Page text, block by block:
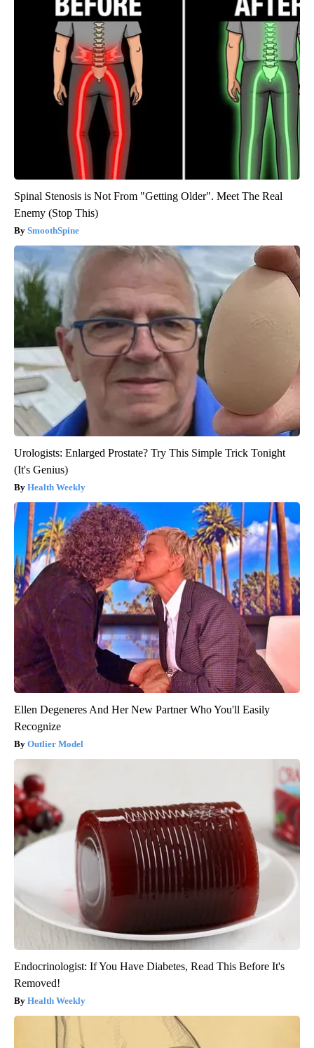
Spinal Stenosis is Not From "Getting Older". Meet The Real
Enemy (Stop This)
SmoothSpine
Urologists: Enlarged Prostate? Try This Simple Trick Tonight
(It's Genius)
Health Weekly
Ellen Degeneres And Her New Partner Who You'll Easily
Recognize
Outlier Model
Endocrinologist: If You Have Diabetes, Read This Before It's
Removed!
Health Weekly